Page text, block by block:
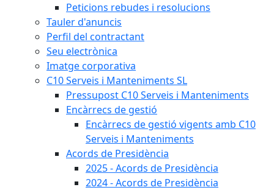
Peticions rebudes i resolucions
Tauler d'anuncis
Perfil del contractant
Seu electrònica
Imatge corporativa
C10 Serveis i Manteniments SL
Pressupost C10 Serveis i Manteniments
Encàrrecs de gestió
Encàrrecs de gestió vigents amb C10
Serveis i Manteniments
Acords de Presidència
2025 - Acords de Presidència
2024 - Acords de Presidència